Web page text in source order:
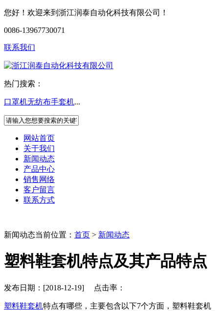
您好！欢迎来到浙江润泰自动化科技有限公司！
0086-13967730071
联系我们
热门搜索：
口罩机无纺布手套机...
网站首页
关于我们
新闻动态
产品中心
销售网络
客户留言
联系方式
新闻动态当前位置： 首页 > 新闻动态
塑料鞋套机特点及其产品特点
发布日期：[2018-12-19] 点击率：
塑料鞋套机特点有哪些，主要包含以下7个方面，塑料鞋套机